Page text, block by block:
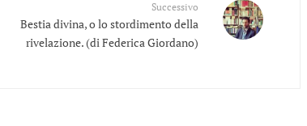
Successivo
Bestia divina, o lo stordimento della
rivelazione. (di Federica Giordano)